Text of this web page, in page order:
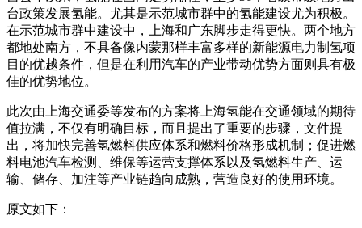
台政策发展氢能。尤其是示范城市群中的氢能建设尤为积极。
在示范城市群中建设中，上海和广东脚步走得更快。两个地方
都地处南方，不具备像内蒙那样丰富多样的新能源电力制氢项
目的优越条件，但是在利用汽车的产业带动优势方面则具有极
佳的优势地位。
此次由上海交通委等发布的方案将上海氢能在交通领域的期待
值拉满，不仅有明确目标，而且提出了重要的步骤，文件提
出，将加快完善氢燃料供应体系和燃料价格形成机制；促进燃
料电池汽车检测、维保等运营支撑体系以及氢燃料生产、运
输、储存、加注等产业链趋向成熟，营造良好的使用环境。
原文如下：